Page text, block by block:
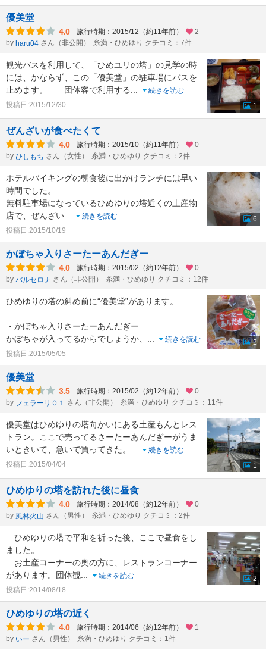
優美堂
4.0 旅行時期：2015/12（約11年前）
2
by haru04 さん（非公開） 糸満・ひめゆり クチコミ：7件
観光バスを利用して、「ひめユリの塔」の見学の時
には、かならず、この「優美堂」の駐車場にバスを
止めます。 団体客で利用する...
続きを読む
投稿日:2015/12/30
1
ぜんざいが食べたくて
4.0 旅行時期：2015/10（約11年前）
0
by ひしもち さん（女性） 糸満・ひめゆり クチコミ：2件
ホテルバイキングの朝食後に出かけランチには早い
時間でした。
無料駐車場になっているひめゆりの塔近くの土産物
店で、ぜんざい...
続きを読む
投稿日:2015/10/19
6
かぼちゃ入りさーたーあんだぎー
4.0 旅行時期：2015/02（約12年前）
0
by バルセロナ さん（非公開） 糸満・ひめゆり クチコミ：12件
ひめゆりの塔の斜め前に“優美堂”があります。
・かぼちゃ入りさーたーあんだぎー
かぼちゃが入ってるからでしょうか、 ...
続きを読む
投稿日:2015/05/05
2
優美堂
3.5 旅行時期：2015/02（約12年前）
0
by フェラーリ０１ さん（非公開） 糸満・ひめゆり クチコミ：11件
優美堂はひめゆりの塔向かいにある土産もんとレス
トラン。ここで売ってるさーたーあんだぎーがうま
いときいて、急いで買ってきた。 ...
続きを読む
投稿日:2015/04/04
1
ひめゆりの塔を訪れた後に昼食
4.0 旅行時期：2014/08（約12年前）
0
by 風林火山 さん（男性） 糸満・ひめゆり クチコミ：2件
ひめゆりの塔で平和を祈った後、ここで昼食をし
ました。
お土産コーナーの奥の方に、レストランコーナー
があります。団体観...
続きを読む
投稿日:2014/08/18
2
ひめゆりの塔の近く
4.0 旅行時期：2014/06（約12年前）
1
by いー さん（男性） 糸満・ひめゆり クチコミ：1件